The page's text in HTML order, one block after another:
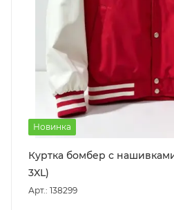
Новинка
Куртка бомбер с
3XL)
Арт.: 138299